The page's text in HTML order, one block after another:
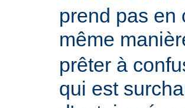
prend pas en
même
prêter à
qui est